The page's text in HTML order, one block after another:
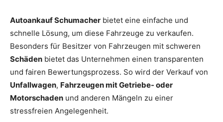
Autoankauf Schumacher bietet eine einfache und
schnelle Lösung, um diese Fahrzeuge zu verkaufen.
Besonders für Besitzer von Fahrzeugen mit schweren
Schäden bietet das Unternehmen einen transparenten
und fairen Bewertungsprozess. So wird der Verkauf von
Unfallwagen, Fahrzeugen mit Getriebe- oder
Motorschaden und anderen Mängeln zu einer
stressfreien Angelegenheit.